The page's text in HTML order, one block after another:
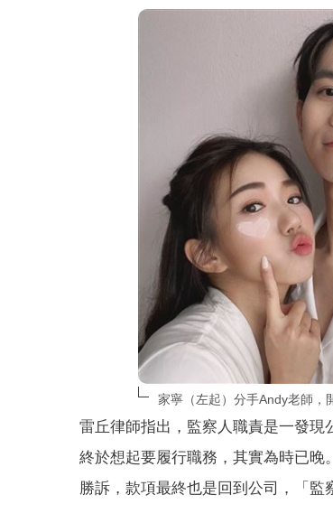
家寧（左起）分手Andy老師，
雷丘律師指出，監察人職責是一發
終於想起要履行職務，其實為時已
勝訴，款項最終也是回到公司，「監